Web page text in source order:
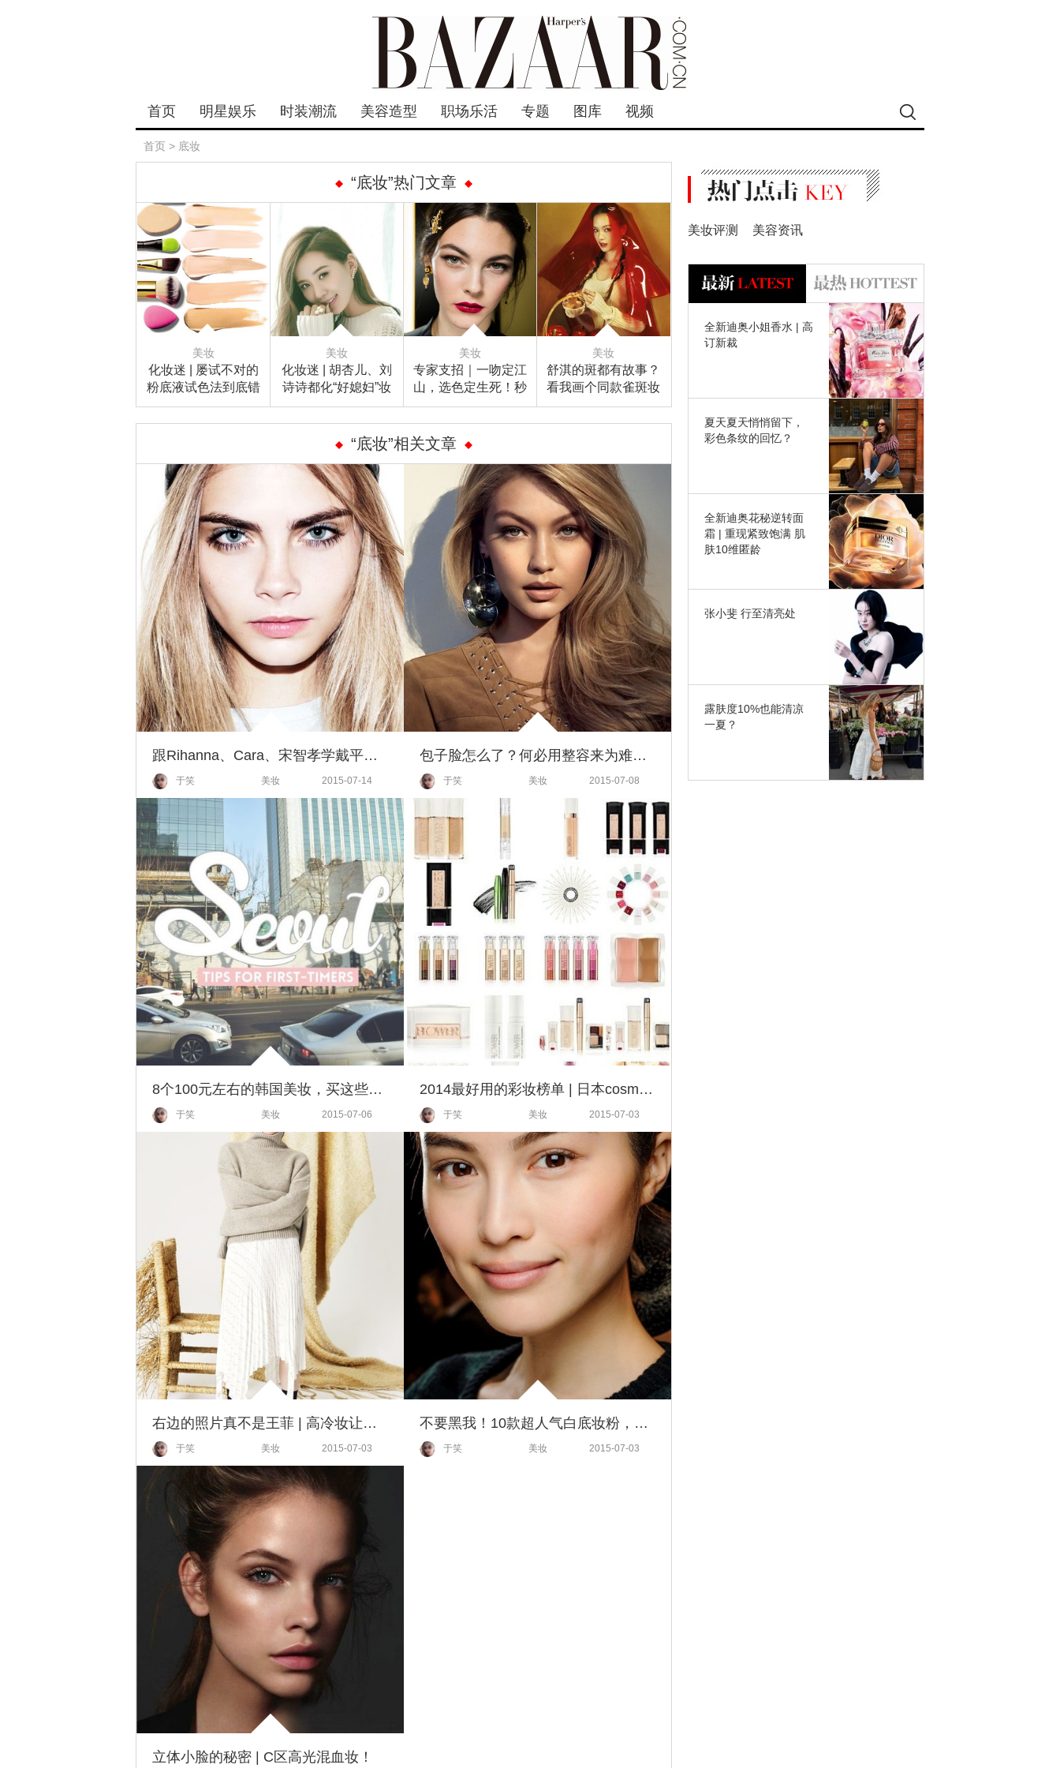
首页 明星娱乐 时装潮流 美容造型 职场乐活 专题 图库 视频
首页 > 底妆
“底妆”热门文章
美妆
化妆迷 | 屡试不对的
粉底液试色法到底错
在哪？原来真正的粉
底液试色方式竟是这
美妆
化妆迷 | 胡杏儿、刘
诗诗都化“好媳妇”妆
了，原来被求婚这么
容易！
美妆
专家支招｜一吻定江
山，选色定生死！秒
选出妳的命定唇色！
美妆
舒淇的斑都有故事？
看我画个同款雀斑妆
迷死你！
“底妆”相关文章
跟Rihanna、Cara、宋智孝学戴平檐帽，化今夏潮爆运动妆！
于笑 美妆 2015-07-14
包子脸怎么了？何必用整容来为难自己！
于笑 美妆 2015-07-08
8个100元左右的韩国美妆，买这些绝对值回票价
于笑 美妆 2015-07-06
2014最好用的彩妆榜单 | 日本cosme大赏
于笑 美妆 2015-07-03
右边的照片真不是王菲 | 高冷妆让你瞬间变女神
于笑 美妆 2015-07-03
不要黑我！10款超人气白底妆粉，一扑秒变白
于笑 美妆 2015-07-03
立体小脸的秘密 | C区高光混血妆！
美妆评测 美容资讯
全新迪奥小姐香水 | 高
订新裁
夏天夏天悄悄留下，
彩色条纹的回忆？
全新迪奥花秘逆转面
霜 | 重现紧致饱满 肌
肤10维匿龄
张小斐 行至清亮处
露肤度10%也能清凉
一夏？